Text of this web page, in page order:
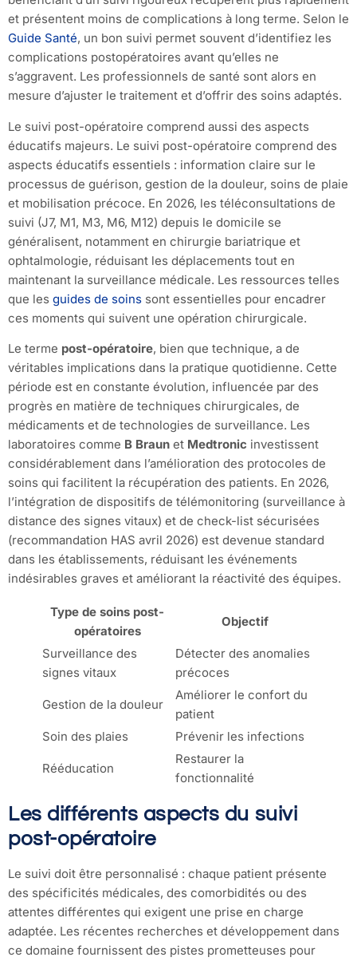
et présentent moins de complications à long terme. Selon le
Guide Santé, un bon suivi permet souvent d’identifiez les
complications postopératoires avant qu’elles ne
s’aggravent. Les professionnels de santé sont alors en
mesure d’ajuster le traitement et d’offrir des soins adaptés.
Le suivi post-opératoire comprend aussi des aspects
éducatifs majeurs. Le suivi post-opératoire comprend des
aspects éducatifs essentiels : information claire sur le
processus de guérison, gestion de la douleur, soins de plaie
et mobilisation précoce. En 2026, les téléconsultations de
suivi (J7, M1, M3, M6, M12) depuis le domicile se
généralisent, notamment en chirurgie bariatrique et
ophtalmologie, réduisant les déplacements tout en
maintenant la surveillance médicale. Les ressources telles
que les guides de soins sont essentielles pour encadrer
ces moments qui suivent une opération chirurgicale.
Le terme post-opératoire, bien que technique, a de
véritables implications dans la pratique quotidienne. Cette
période est en constante évolution, influencée par des
progrès en matière de techniques chirurgicales, de
médicaments et de technologies de surveillance. Les
laboratoires comme B Braun et Medtronic investissent
considérablement dans l’amélioration des protocoles de
soins qui facilitent la récupération des patients. En 2026,
l’intégration de dispositifs de télémonitoring (surveillance à
distance des signes vitaux) et de check-list sécurisées
(recommandation HAS avril 2026) est devenue standard
dans les établissements, réduisant les événements
indésirables graves et améliorant la réactivité des équipes.
Type de soins post-
opératoires
Objectif
Surveillance des
signes vitaux
Détecter des anomalies
précoces
Gestion de la douleur
Améliorer le confort du
patient
Soin des plaies
Prévenir les infections
Rééducation
Restaurer la
fonctionnalité
Les différents aspects du suivi
post-opératoire
Le suivi doit être personnalisé : chaque patient présente
des spécificités médicales, des comorbidités ou des
attentes différentes qui exigent une prise en charge
adaptée. Les récentes recherches et développement dans
ce domaine fournissent des pistes prometteuses pour